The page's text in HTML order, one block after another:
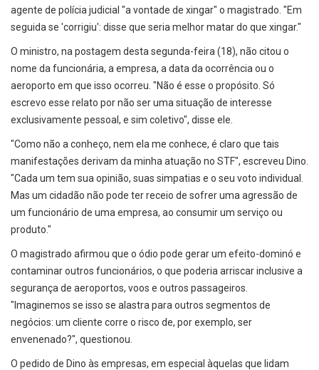
agente de polícia judicial "a vontade de xingar" o magistrado. "Em
seguida se 'corrigiu': disse que seria melhor matar do que xingar."
O ministro, na postagem desta segunda-feira (18), não citou o
nome da funcionária, a empresa, a data da ocorrência ou o
aeroporto em que isso ocorreu. "Não é esse o propósito. Só
escrevo esse relato por não ser uma situação de interesse
exclusivamente pessoal, e sim coletivo", disse ele.
"Como não a conheço, nem ela me conhece, é claro que tais
manifestações derivam da minha atuação no STF", escreveu Dino.
"Cada um tem sua opinião, suas simpatias e o seu voto individual.
Mas um cidadão não pode ter receio de sofrer uma agressão de
um funcionário de uma empresa, ao consumir um serviço ou
produto."
O magistrado afirmou que o ódio pode gerar um efeito-dominó e
contaminar outros funcionários, o que poderia arriscar inclusive a
segurança de aeroportos, voos e outros passageiros.
"Imaginemos se isso se alastra para outros segmentos de
negócios: um cliente corre o risco de, por exemplo, ser
envenenado?", questionou.
O pedido de Dino às empresas, em especial àquelas que lidam